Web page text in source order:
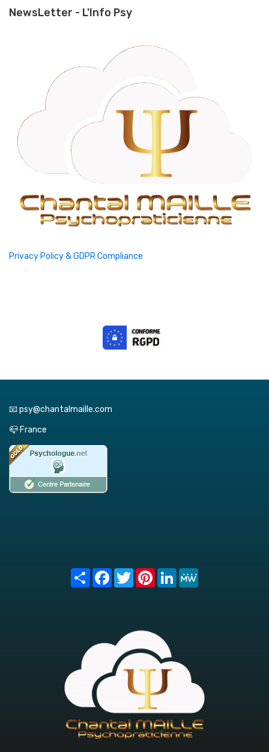
NewsLetter - L'Info Psy
Privacy Policy & GDPR Compliance
📧 psy@chantalmaille.com
📪 France
Share FacebookTwitterPinterest
LinkedIn